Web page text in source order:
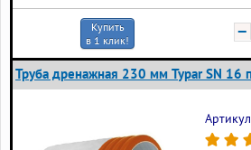
Купить
в 1 клик!
−
Труба дренажная 230 мм Typar SN 16